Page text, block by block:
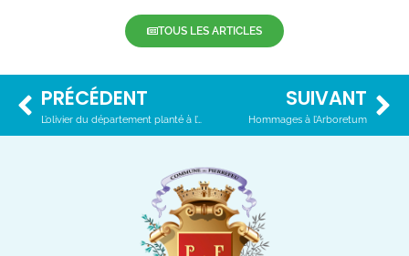
TOUS LES ARTICLES
PRÉCÉDENT
L’olivier du département planté à l’entrée de l’Oliveraie du Var
SUIVANT
Hommages à l’Arboretum